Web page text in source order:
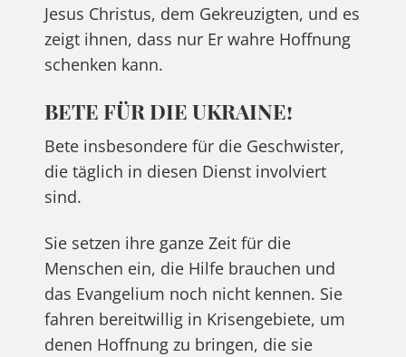
Jesus Christus, dem Gekreuzigten, und es
zeigt ihnen, dass nur Er wahre Hoffnung
schenken kann.
BETE FÜR DIE UKRAINE!
Bete insbesondere für die Geschwister,
die täglich in diesen Dienst involviert
sind.
Sie setzen ihre ganze Zeit für die
Menschen ein, die Hilfe brauchen und
das Evangelium noch nicht kennen. Sie
fahren bereitwillig in Krisengebiete, um
denen Hoffnung zu bringen, die sie